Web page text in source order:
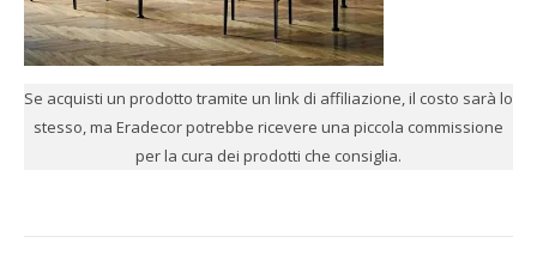
Se acquisti un prodotto tramite un link di affiliazione, il costo sarà lo
stesso, ma Eradecor potrebbe ricevere una piccola commissione
per la cura dei prodotti che consiglia.